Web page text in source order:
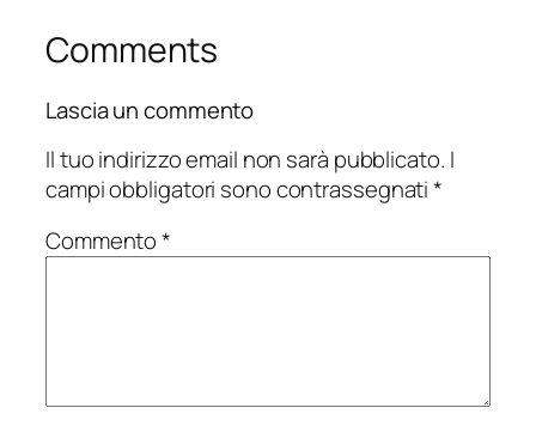
Comments
Lascia un commento
Il tuo indirizzo email non sarà pubblicato. I
campi obbligatori sono contrassegnati*
Commento*